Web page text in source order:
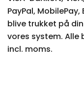
PayPal,
blive trukket på
vores system. Alle
incl. moms.